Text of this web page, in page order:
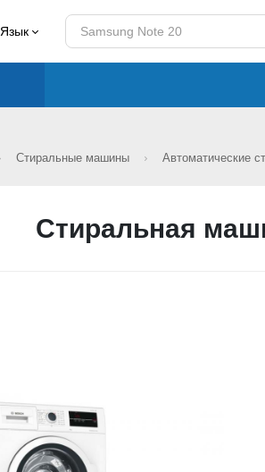
Язык
Стиральные машины Автоматические
Стиральная